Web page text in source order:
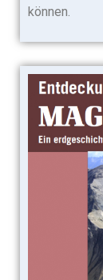
können.